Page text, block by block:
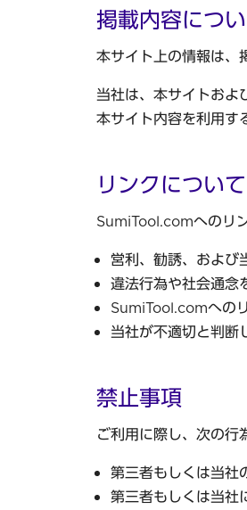
掲載内容につ
本サイト上の情報は、
当社は、本サイトおよ
本サイト内容を利用す
リンクについて
SumiTool.comへのリ
営利、勧誘、および
違法行為や社会通念
SumiTool.comへの
当社が不適切と判断
禁止事項
ご利用に際し、次の行
第三者もしくは当社
第三者もしくは当社